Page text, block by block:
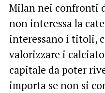
Milan nei confronti
non interessa la
interessano i titoli,
valorizzare i
capitale da poter
importa se non si